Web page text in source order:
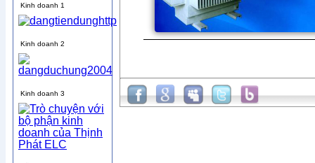
Kinh doanh 1
Kinh doanh 2
Kinh doanh 3